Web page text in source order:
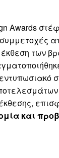
Awards
έκθεση των
και